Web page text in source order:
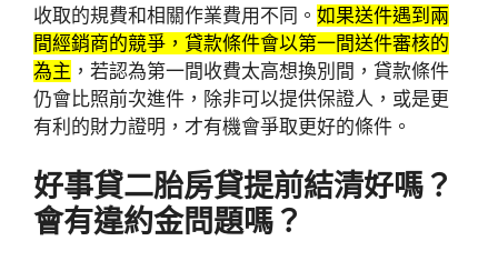
收取的規費和相關作業費用不同。 如果送件遇到兩
間經銷商的競爭，貸款條件會以第一間送件審核的
為主 ，若認為第一間收費太高想換別間，貸款條件
仍會比照前次進件，除非可以提供保證人，或是更
有利的財力證明，才有機會爭取更好的條件。
好事貸二胎房貸提前結清好嗎？
會有違約金問題嗎？